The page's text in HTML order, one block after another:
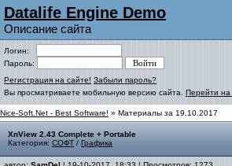
Datalife Engine Demo
Описание сайта
Логин:
Пароль:
Регистрация на сайте! Забыли пароль?
Вы просматриваете мобильную версию сайта. Перейти на
Nice-Soft.Net - Best Software! » Материалы за 19.10.2017
XnView 2.43 Complete + Portable
Категория: СОФТ / Графика